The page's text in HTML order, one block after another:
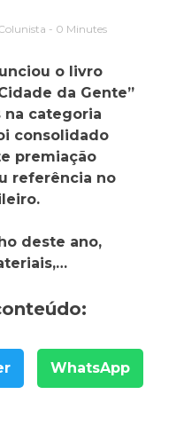
- 0 Minutes
o livro
da Gente”
na categoria
consolidado
premiação
referência no
deste ano,
WhatsApp